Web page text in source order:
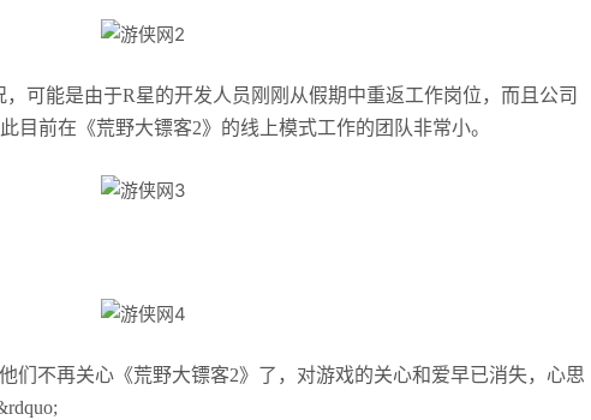
可能是由于R星的开发人员刚刚从假期中重返工作岗位，而且公司
目前在《荒野大镖客2》的线上模式工作的团队非常小。
不再关心《荒野大镖客2》了，对游戏的关心和爱早已消失，心思